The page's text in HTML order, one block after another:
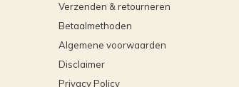
Verzenden & retourneren
Betaalmethoden
Algemene voorwaarden
Disclaimer
Privacy Policy